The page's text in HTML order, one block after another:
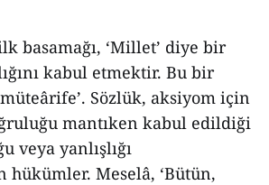
basamağı, ‘Millet’ diye bir
kabul etmektir. Bu bir
Sözlük, aksiyom için
mantıken kabul edildiği
veya yanlışlığı
hükümler. Meselâ, ‘Bütün,